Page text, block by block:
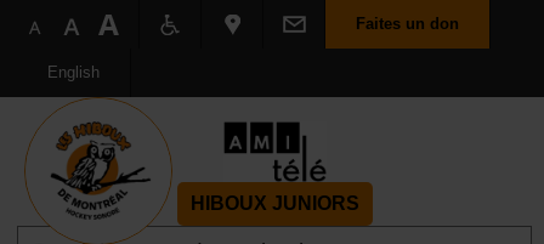
Faites un don
English
HIBOUX JUNIORS